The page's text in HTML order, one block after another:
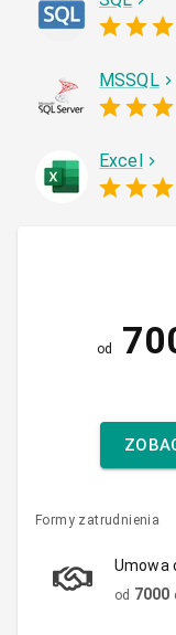
MSSQL
Excel
od
Formy zatrudnienia
Umowa
od 7000